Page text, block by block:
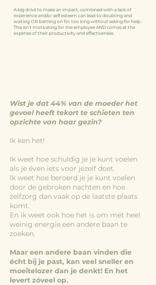
A big drive to make an impact, combined with a lack of
experience and/or self esteem can lead to doubting and
waiting OR battling on for too long without asking for help.
This isn't motivating for the employee AND comes at the
expense of their productivity and effectiveness.
Wist je dat 44% van de moeder het
gevoel heeft tekort te schieten ten
opzichte van haar gezin?
Ik ken het!
Ik weet hoe schuldig je je kunt voelen
als je éven iets voor jezelf doet.
Ik weet hoe beroerd je je kunt voelen
door de gebroken nachten en hoe
zelfzorg dan vaak op de laatste plaats
komt.
En ik weet ook hoe het is om met heel
weinig energie een andere baan te
zoeken.
Maar een andere baan vinden die
écht bij je past, kan veel sneller en
moeitelozer dan je denkt! En het
levert zóveel op.